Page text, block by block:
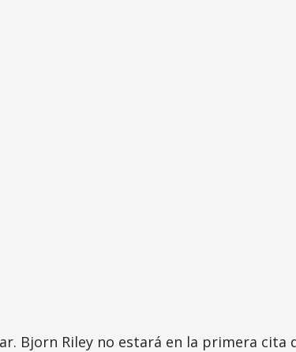
Bjorn Riley no estará en la primera cita